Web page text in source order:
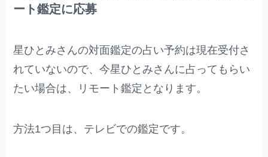
ート鑑定に応募
星ひとみさんの対面鑑定の占い予約は現在受付さ
れていないので、今星ひとみさんに占ってもらい
たい場合は、リモート鑑定となります。
方法1つ目は、テレビでの鑑定です。